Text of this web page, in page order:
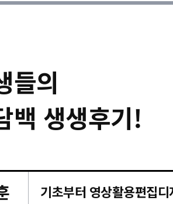
들의
백 생생후기!